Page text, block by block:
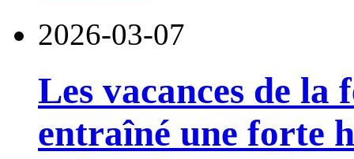
2026-03-07
Les vacances de la
entraîné une forte